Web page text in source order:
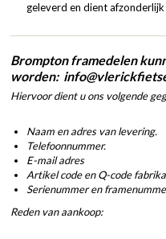
geleverd en dient
Brompton framedelen
worden:
Hiervoor dient u ons volgende
Naam en adres van levering.
Telefoonnummer.
E-mail adres
Artikel code en Q-code
Serienummer en
Reden van aankoop: